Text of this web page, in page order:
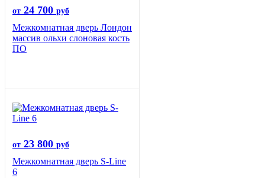
от 24 700 руб
Межкомнатная дверь Лондон
массив ольхи слоновая кость
ПО
от 23 800 руб
Межкомнатная дверь S-Line
6